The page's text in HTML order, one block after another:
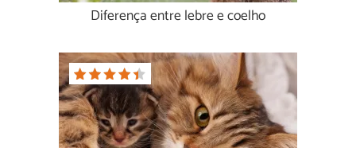
Diferença entre lebre e coelho